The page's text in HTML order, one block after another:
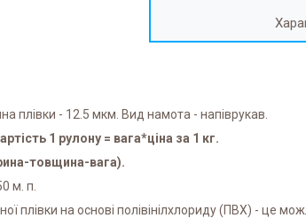
плівки - 12.5 мкм. Вид намота - напіврукав.
1 рулону = вага*ціна за 1 кг.
товщина-вага).
м. п.
плівки на основі полівінілхлориду (ПВХ) - це